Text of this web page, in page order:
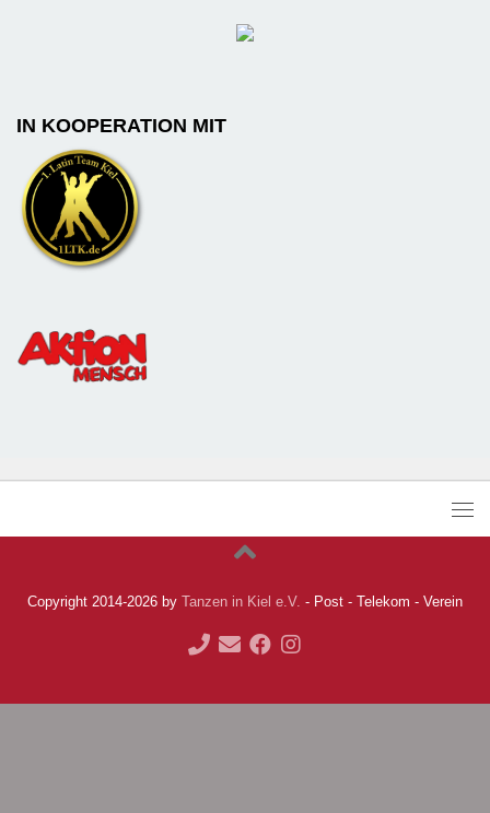
IN KOOPERATION MIT
Copyright 2014-2026 by Tanzen in Kiel e.V. - Post - Telekom - Verein